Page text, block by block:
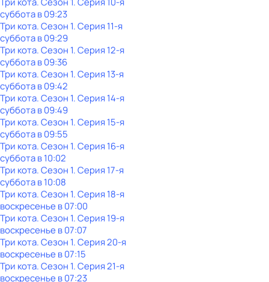
субботав09:23
Три кота. Сезон 1. Серия 11-я
субботав09:29
Три кота. Сезон 1. Серия 12-я
субботав09:36
Три кота. Сезон 1. Серия 13-я
субботав09:42
Три кота. Сезон 1. Серия 14-я
субботав09:49
Три кота. Сезон 1. Серия 15-я
субботав09:55
Три кота. Сезон 1. Серия 16-я
субботав10:02
Три кота. Сезон 1. Серия 17-я
субботав10:08
Три кота. Сезон 1. Серия 18-я
воскресенье в07:00
Три кота. Сезон 1. Серия 19-я
воскресенье в07:07
Три кота. Сезон 1. Серия 20-я
воскресенье в07:15
Три кота. Сезон 1. Серия 21-я
воскресенье в07:23